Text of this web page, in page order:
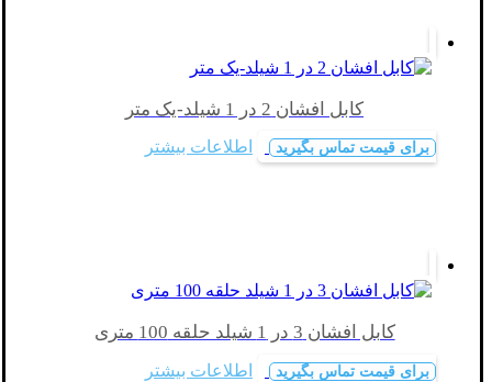
کابل افشان 2 در 1 شیلد-یک متر
برای قیمت تماس بگیرید اطلاعات بیشتر
کابل افشان 3 در 1 شیلد حلقه 100 متری
برای قیمت تماس بگیرید اطلاعات بیشتر